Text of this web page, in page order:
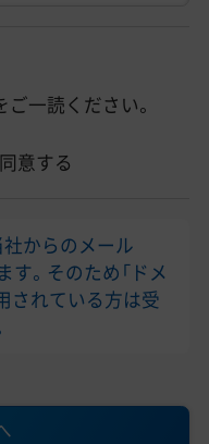
ご一読ください。
意する
からのメール
す。そのため「ドメ
されている方は受